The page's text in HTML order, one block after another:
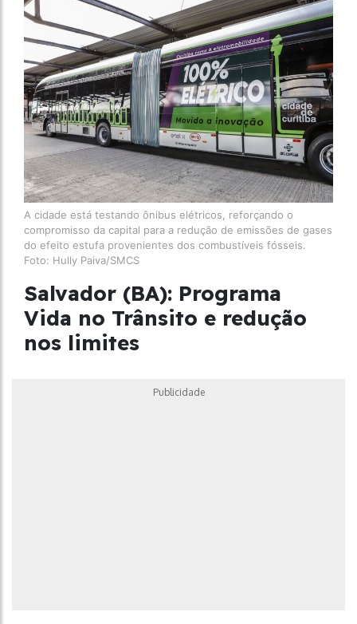
A cidade está testando ônibus elétricos, reforçando o
compromisso da capital para a redução de emissões de gases
do efeito estufa provenientes dos combustíveis fósseis.
Foto: Hully Paiva/SMCS
Salvador (BA): Programa
Vida no Trânsito e redução
nos limites
Publicidade